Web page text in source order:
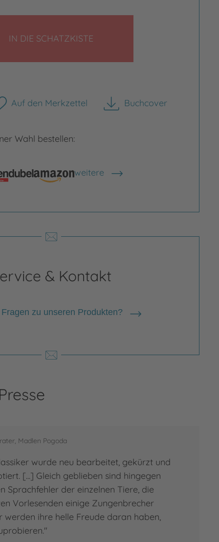
IN DIE SCHATZKISTE
Auf den Merkzettel Buchcover
herunterladen
Wahl bestellen:
weitere
Shops anzeigen
& Kontakt
zu unseren Produkten?
Jakobs, Jahrgang 1978, studierte
Design und Philosophie in
wo er heute noch mit seiner
lebt. Er arbeitet erfolgreich als
und Autor, davon über zehn
in der Gemeinschaft "Ateliers…
Madlen Pogoda
wurde neu bearbeitet, gekürzt und
[...] Gleich geblieben sind hingegen
Sprachfehler der einzelnen Tiere, die
Vorlesenden einige Zungenbrecher
werden ihre helle Freude daran haben,